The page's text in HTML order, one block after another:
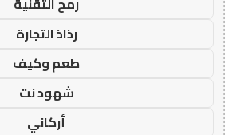
رذاذ التجارة
طعم وكيف
شهود نت
أركاني